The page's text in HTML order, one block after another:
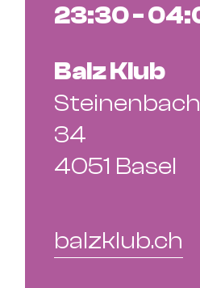
23:30 -
Balz Klub
34
4051 Basel
balzklub.ch